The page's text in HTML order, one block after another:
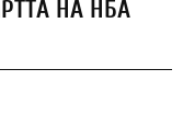
НА НБА